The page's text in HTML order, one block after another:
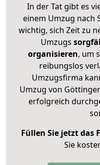
In der Tat gibt es
einem Umzug nach
wichtig, sich Zeit zu
Umzugs
organisieren, um
reibungslos
Umzugsfirma
Umzug von
erfolgreich
Füllen Sie jetzt das
Sie